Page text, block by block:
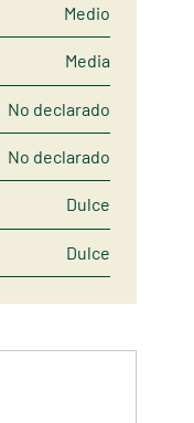
Medio
Media
No declarado
No declarado
Dulce
Dulce